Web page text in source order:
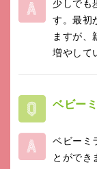
少しでも
す。最初
ますが、
増やして
ベビー
ベビーミ
とができ